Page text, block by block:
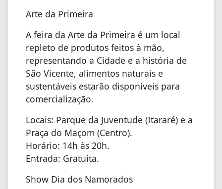
Arte da Primeira
A feira da Arte da Primeira é um local
repleto de produtos feitos à mão,
representando a Cidade e a história de
São Vicente, alimentos naturais e
sustentáveis estarão disponíveis para
comercialização.
Locais: Parque da Juventude (Itararé) e a
Praça do Maçom (Centro).
Horário: 14h às 20h.
Entrada: Gratuita.
Show Dia dos Namorados